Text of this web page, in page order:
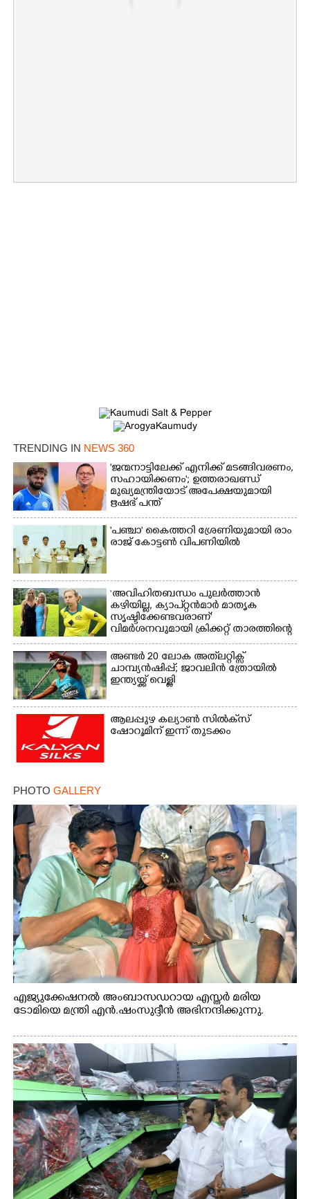
TRENDING IN NEWS 360
'ജന്മനാട്ടിലേക്ക് എനിക്ക് മടങ്ങിവരണം,
സഹായിക്കണം'; ഉത്തരാഖണ്ഡ്
മുഖ്യമന്ത്രിയോട് അപേക്ഷയുമായി
ഋഷഭ് പന്ത്
'​പ​ഞ്ചാ​'​ ​കൈ​ത്ത​റി​ ​ശ്രേ​ണി​യു​മാ​യി​ ​രാം​
രാ​ജ് ​കോ​ട്ടൺ വിപണിയിൽ
‘അവിഹിതബന്ധം പുലർത്താൻ
കഴിയില്ല,​ ക്യാപ്റ്റൻമാർ മാതൃക
സൃഷ്ടിക്കേണ്ടവരാണ്'
വിമർശനവുമായി ക്രിക്കറ്റ് താരത്തിന്റെ
ഭാര്യ
അണ്ടർ 20 ലോക അത്‌ലറ്റിക്സ്
ചാമ്പ്യൻഷിപ്പ്; ജാവലിൻ ത്രോയിൽ
ഇന്ത്യയ്ക്ക് വെള്ളി
ആലപ്പുഴ കല്യാൺ സിൽക്‌സ്
ഷോറൂമിന് ഇന്ന് തുടക്കം
PHOTO GALLERY
എജ്യുക്കേഷനൽ അംബാസഡറായ എസ്തർ മരിയ
ടോമിയെ മന്ത്രി എൻ.ഷംസുദ്ദീൻ അഭിനന്ദിക്കുന്നു.
Copy Link